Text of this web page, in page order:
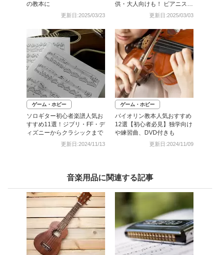
の教本に
更新日:2025/03/23
供・大人向けも！ ピアニスト
更新日:2025/03/03
ゲーム・ホビー
ソロギター初心者楽譜人気お
すすめ11選！ジブリ・FF・デ
ィズニーからクラシックまで
更新日:2024/11/13
ゲーム・ホビー
バイオリン教本人気おすすめ
12選【初心者必見】独学向け
や練習曲、DVD付きも
更新日:2024/11/09
音楽用品に関連する記事